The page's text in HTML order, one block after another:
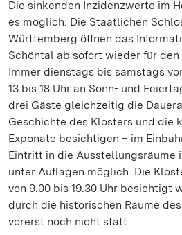
Die sinkenden Inzidenzwerte im
es möglich: Die Staatlichen
Württemberg öffnen das
Schöntal ab sofort wieder für den
Immer dienstags bis samstags
13 bis 18 Uhr an Sonn- und
drei Gäste gleichzeitig die
Geschichte des Klosters und die
Exponate besichtigen – im
Eintritt in die Ausstellungsräume
unter Auflagen möglich. Die
von 9.00 bis 19.30 Uhr besichtigt
durch die historischen Räume
vorerst noch nicht statt.